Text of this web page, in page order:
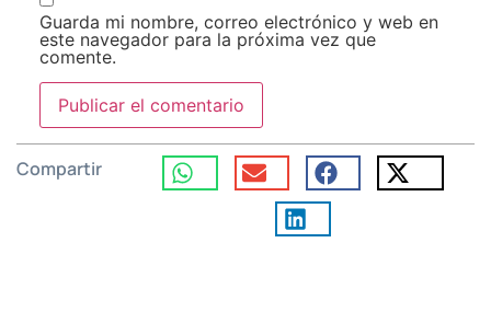
Guarda mi nombre, correo electrónico y web en
este navegador para la próxima vez que
comente.
Compartir